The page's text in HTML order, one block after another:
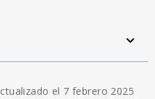
el 7 febrero 2025